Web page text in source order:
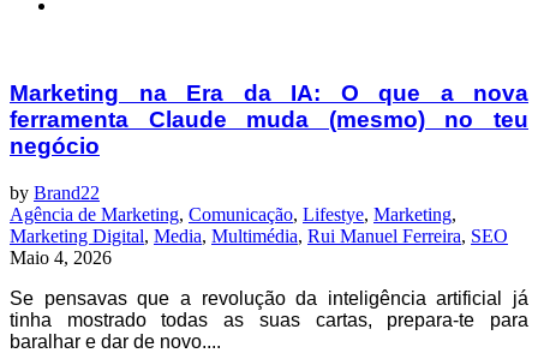
Marketing na Era da IA: O que a nova
ferramenta Claude muda (mesmo) no teu
negócio
by Brand22
Agência de Marketing, Comunicação, Lifestye, Marketing,
Marketing Digital, Media, Multimédia, Rui Manuel Ferreira, SEO
Maio 4, 2026
Se pensavas que a revolução da inteligência artificial já
tinha mostrado todas as suas cartas, prepara-te para
baralhar e dar de novo....